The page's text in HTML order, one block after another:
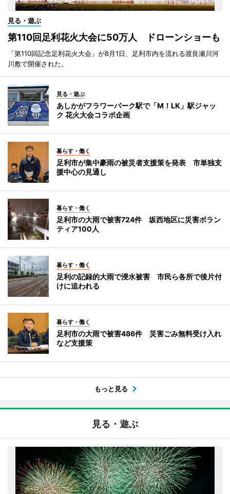
見る・遊ぶ
第110回足利花火大会に50万人 ドローンショーも
「第110回記念足利花火大会」が8月1日、足利市内を流れる渡良瀬川河
川敷で開催された。
見る・遊ぶ
あしかがフラワーパーク駅で「M！LK」駅ジャッ
ク 花火大会コラボ企画
暮らす・働く
足利市が集中豪雨の被災者支援策を発表 市単独支
援中心の見通し
暮らす・働く
足利市の大雨で被害724件 坂西地区に災害ボラン
ティア100人
暮らす・働く
足利の記録的大雨で浸水被害 市民ら各所で後片付
けに追われる
暮らす・働く
足利市の大雨で被害486件 災害ごみ無料受け入れ
など支援策
もっと見る
見る・遊ぶ